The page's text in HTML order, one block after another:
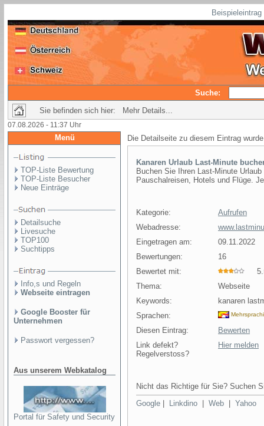
Suche:
Sie befinden sich hier: Mehr Details...
07.08.2026 - 11:37 Uhr
Menü
TOP-Liste Bewertung
TOP-Liste Besucher
Neue Einträge
Detailsuche
Livesuche
TOP100
Suchtipps
Info,s und Regeln
Webseite eintragen
Google Booster für
Unternehmen
Passwort vergessen?
Aus unserem Webkatalog
Portal für Safety und Security
Die Detailseite zu diesem Eintrag
Kanaren Urlaub Last-Minute
Buchen Sie Ihren Last-Minute
Pauschalreisen, Hotels und Flüge.
Kategorie:
Aufrufen
Webadresse:
Eingetragen am:
09.11.2022
Bewertungen:
16
Bewertet mit:
Thema:
Webseite
Keywords:
kanaren
Sprachen:
Diesen Eintrag:
Bewerten
Link defekt?
Regelverstoss?
Hier melden
Nicht das Richtige für Sie? Suchen
Google
Linkdino Web Yahoo